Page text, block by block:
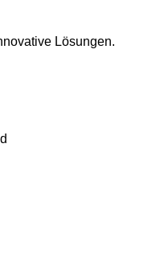
Lösungen.